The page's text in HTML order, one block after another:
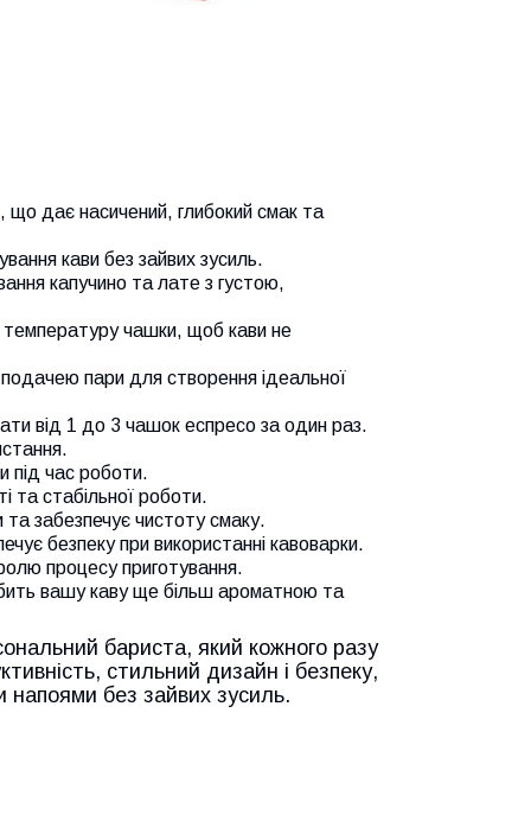
що дає насичений, глибокий смак та
кави без зайвих зусиль.
капучино та лате з густою,
чашки, щоб кави не
пари для створення ідеальної
від 1 до 3 чашок еспресо за один раз.
під час роботи.
та стабільної роботи.
забезпечує чистоту смаку.
безпеку при використанні кавоварки.
процесу приготування.
вашу каву ще більш ароматною та
бариста, який кожного разу
стильний дизайн і безпеку,
без зайвих зусиль.